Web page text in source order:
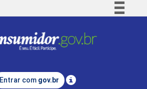
Comunica BR
Legislação
Entrar com gov.br